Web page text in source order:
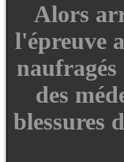
Alors
l'épreuve
des
blessures